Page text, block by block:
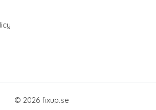
© 2026 fixup.se